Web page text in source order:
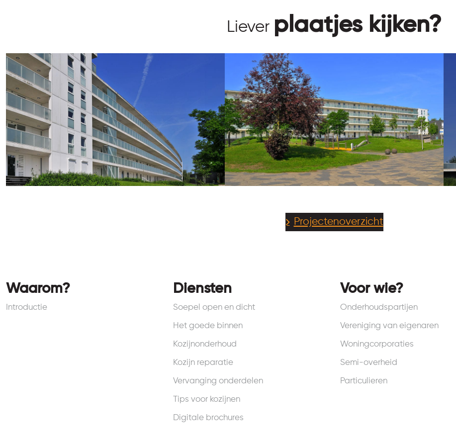
Liever plaatjes kijken?
Projectenoverzicht
Waarom?
Introductie
Diensten
Soepel open en dicht
Het goede binnen
Kozijnonderhoud
Kozijn reparatie
Vervanging onderdelen
Tips voor kozijnen
Digitale brochures
Voor wie?
Onderhoudspartijen
Vereniging van eigenaren
Woningcorporaties
Semi-overheid
Particulieren